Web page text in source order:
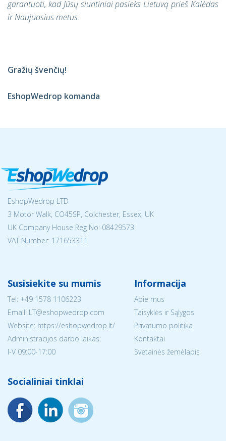
garantuoti, kad Jūsų siuntiniai pasieks Lietuvą prieš Kalėdas
ir Naujuosius metus.
Gražių švenčių!
EshopWedrop komanda
EshopWedrop LTD
3 Motor Walk, CO45SP, Colchester, Essex, UK
UK Company House Reg No: 08429573
VAT Number: 171653311
Susisiekite su mumis
Tel: +49 1578 1106223
Email: LT@eshopwedrop.com
Website: https://eshopwedrop.lt/
Administracijos darbo laikas:
I-V 09:00-17:00
Informacija
Apie mus
Taisyklės ir Sąlygos
Privatumo politika
Kontaktai
Svetainės žemėlapis
Socialiniai tinklai